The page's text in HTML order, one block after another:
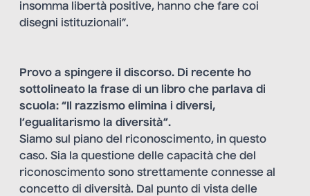
insomma libertà positive, hanno che fare coi
disegni istituzionali”.
Provo a spingere il discorso. Di recente ho
sottolineato la frase di un libro che parlava di
scuola: “Il razzismo elimina i diversi,
l’egualitarismo la diversità”.
Siamo sul piano del riconoscimento, in questo
caso. Sia la questione delle capacità che del
riconoscimento sono strettamente connesse al
concetto di diversità. Dal punto di vista delle